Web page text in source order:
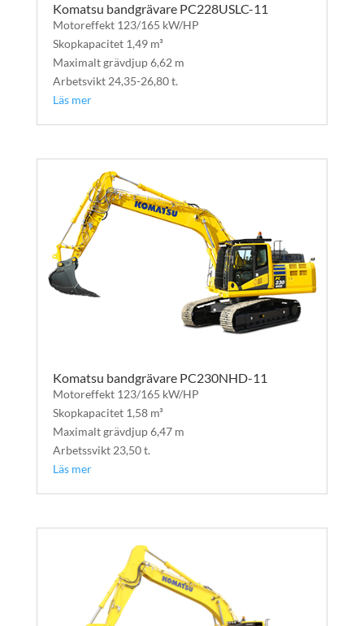
Komatsu bandgrävare PC228USLC-11
Motoreffekt 123/165 kW/HP
Skopkapacitet 1,49 m³
Maximalt grävdjup 6,62 m
Arbetsvikt 24,35-26,80 t.
Läs mer
Komatsu bandgrävare PC230NHD-11
Motoreffekt 123/165 kW/HP
Skopkapacitet 1,58 m³
Maximalt grävdjup 6,47 m
Arbetssvikt 23,50 t.
Läs mer